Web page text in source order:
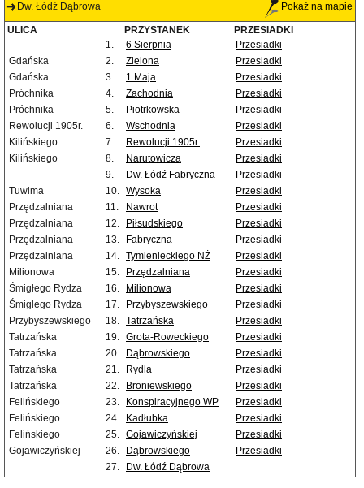
Dw. Łódź Dąbrowa Pokaż na mapie
ULICA PRZYSTANEK
PRZESIADKI
1.
6 Sierpnia
Przesiadki
Gdańska
2. Zielona
Przesiadki
Gdańska
3. 1 Maja
Przesiadki
Próchnika
4. Zachodnia
Przesiadki
Próchnika
5. Piotrkowska
Przesiadki
Rewolucji 1905r.
6. Wschodnia
Przesiadki
Kilińskiego
7. Rewolucji 1905r.
Przesiadki
Kilińskiego
8. Narutowicza
Przesiadki
9.
Dw. Łódź Fabryczna
Przesiadki
Tuwima
10. Wysoka
Przesiadki
Przędzalniana
11. Nawrot
Przesiadki
Przędzalniana
12. Piłsudskiego
Przesiadki
Przędzalniana
13. Fabryczna
Przesiadki
Przędzalniana
14. Tymienieckiego NŻ
Przesiadki
Milionowa
15. Przędzalniana
Przesiadki
Śmigłego Rydza
16. Milionowa
Przesiadki
Śmigłego Rydza
17. Przybyszewskiego
Przesiadki
Przybyszewskiego
18. Tatrzańska
Przesiadki
Tatrzańska
19. Grota-Roweckiego
Przesiadki
Tatrzańska
20. Dąbrowskiego
Przesiadki
Tatrzańska
21. Rydla
Przesiadki
Tatrzańska
22. Broniewskiego
Przesiadki
Felińskiego
23. Konspiracyjnego WP
Przesiadki
Felińskiego
24. Kadłubka
Przesiadki
Felińskiego
25. Gojawiczyńskiej
Przesiadki
Gojawiczyńskiej
26. Dąbrowskiego
Przesiadki
27.
Dw. Łódź Dąbrowa